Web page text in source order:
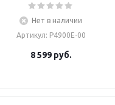
Нет в наличии
Артикул: P4900E-00
8 599руб.